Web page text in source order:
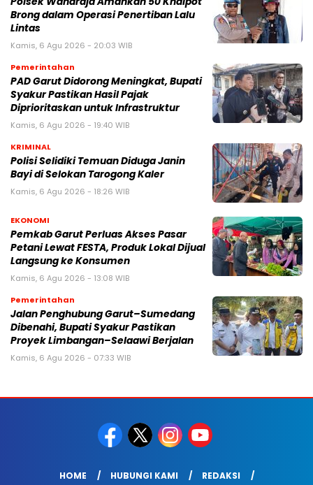
Brong dalam Operasi Penertiban Lalu
Lintas
Kamis, 6 Agu 2026 - 20:03 WIB
Pemerintahan
PAD Garut Didorong Meningkat, Bupati
Syakur Pastikan Hasil Pajak
Diprioritaskan untuk Infrastruktur
Kamis, 6 Agu 2026 - 19:40 WIB
KRIMINAL
Polisi Selidiki Temuan Diduga Janin
Bayi di Selokan Tarogong Kaler
Kamis, 6 Agu 2026 - 18:26 WIB
EKONOMI
Pemkab Garut Perluas Akses Pasar
Petani Lewat FESTA, Produk Lokal Dijual
Langsung ke Konsumen
Kamis, 6 Agu 2026 - 13:08 WIB
Pemerintahan
Jalan Penghubung Garut–Sumedang
Dibenahi, Bupati Syakur Pastikan
Proyek Limbangan–Selaawi Berjalan
Kamis, 6 Agu 2026 - 07:33 WIB
HOME HUBUNGI KAMI REDAKSI